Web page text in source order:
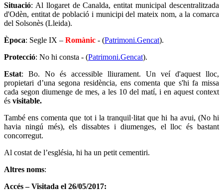
Situació: Al llogaret de Canalda, entitat municipal descentralitzada
d'Odèn, entitat de població i municipi del mateix nom, a la comarca
del Solsonès (Lleida).
Època: Segle IX – Romànic - (Patrimoni.Gencat).
Protecció: No hi consta - (Patrimoni.Gencat).
Estat: Bo. No és accessible lliurament. Un veí d'aquest lloc,
propietari d’una segona residència, ens comenta que s'hi fa missa
cada segon diumenge de mes, a les 10 del matí, i en aquest context
és visitable.
També ens comenta que tot i la tranquil·litat que hi ha avui, (No hi
havia ningú més), els dissabtes i diumenges, el lloc és bastant
concorregut.
Al costat de l’església, hi ha un petit cementiri.
Altres noms:
Accés – Visitada el 26/05/2017: